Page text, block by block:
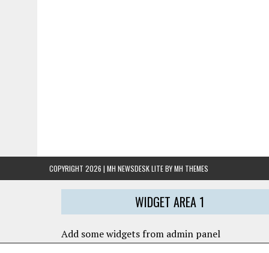
COPYRIGHT 2026 | MH NEWSDESK LITE BYMH THEMES
WIDGET AREA 1
Add some widgets from admin panel